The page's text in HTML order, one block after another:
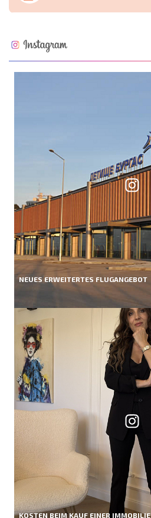
NEUES ERWEITERTES FLUGANGEBOT
KOSTEN BEIM KAUF EINER IMMOBILIE